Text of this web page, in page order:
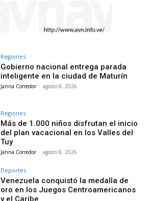
Regiones
Gobierno nacional entrega parada
inteligente en la ciudad de Maturín
Janna Corredor - agosto 8, 2026
Regiones
Más de 1.000 niños disfrutan el inicio
del plan vacacional en los Valles del
Tuy
Janna Corredor - agosto 8, 2026
Deportes
Venezuela conquistó la medalla de
oro en los Juegos Centroamericanos
y el Caribe